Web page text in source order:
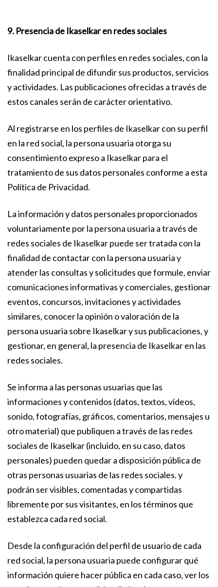
9. Presencia de Ikaselkar en redes sociales
Ikaselkar cuenta con perfiles en redes sociales, con la
finalidad principal de difundir sus productos, servicios
y actividades. Las publicaciones ofrecidas a través de
estos canales serán de carácter orientativo.
Al registrarse en los perfiles de Ikaselkar con su perfil
en la red social, la persona usuaria otorga su
consentimiento expreso a Ikaselkar para el
tratamiento de sus datos personales conforme a esta
Política de Privacidad.
La información y datos personales proporcionados
voluntariamente por la persona usuaria a través de
redes sociales de Ikaselkar puede ser tratada con la
finalidad de contactar con la persona usuaria y
atender las consultas y solicitudes que formule, enviar
comunicaciones informativas y comerciales, gestionar
eventos, concursos, invitaciones y actividades
similares, conocer la opinión o valoración de la
persona usuaria sobre Ikaselkar y sus publicaciones, y
gestionar, en general, la presencia de Ikaselkar en las
redes sociales.
Se informa a las personas usuarias que las
informaciones y contenidos (datos, textos, vídeos,
sonido, fotografías, gráficos, comentarios, mensajes u
otro material) que publiquen a través de las redes
sociales de Ikaselkar (incluido, en su caso, datos
personales) pueden quedar a disposición pública de
otras personas usuarias de las redes sociales. y
podrán ser visibles, comentadas y compartidas
libremente por sus visitantes, en los términos que
establezca cada red social.
Desde la configuración del perfil de usuario de cada
red social, la persona usuaria puede configurar qué
información quiere hacer pública en cada caso, ver los